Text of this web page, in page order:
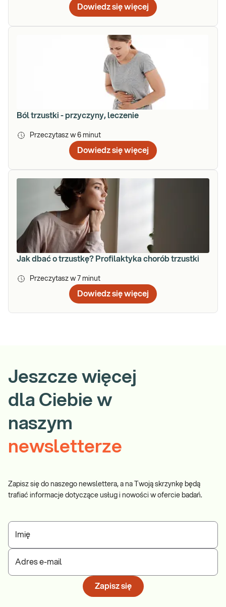
Dowiedz się więcej
Ból trzustki - przyczyny, leczenie
Przeczytasz w 6 minut
Dowiedz się więcej
Jak dbać o trzustkę? Profilaktyka chorób trzustki
Przeczytasz w 7 minut
Dowiedz się więcej
Jeszcze więcej
dla Ciebie w
naszym
newsletterze
Zapisz się do naszego newslettera, a na Twoją skrzynkę będą
trafiać informacje dotyczące usług i nowości w ofercie badań.
Imię
Adres e-mail
Zapisz się